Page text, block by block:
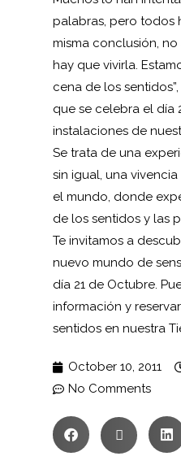
palabras, pero todos
misma conclusión,
hay que vivirla.
cena de los sentidos
que se celebra el día
instalaciones de
Se trata de una
sin igual, una
el mundo, donde
de los sentidos y las
Te invitamos a
nuevo mundo de
día 21 de Octubre.
información y
sentidos en nuestra
October 10, 2011
No Comments